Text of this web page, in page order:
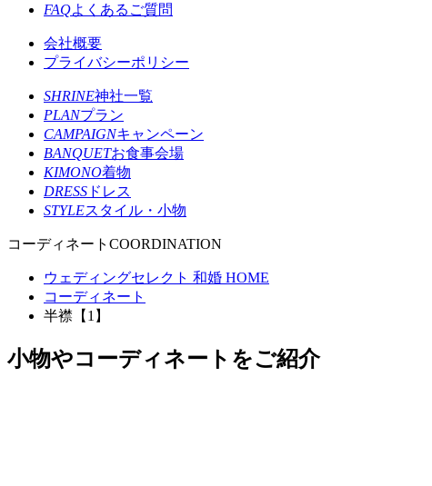
FAQよくあるご質問
会社概要
プライバシーポリシー
SHRINE神社一覧
PLANプラン
CAMPAIGNキャンペーン
BANQUETお食事会場
KIMONO着物
DRESS ドレス
STYLEスタイル・小物
コーディネート COORDINATION
ウェディングセレクト 和婚 HOME
コーディネート
半襟【1】
小物やコーディネートをご紹介